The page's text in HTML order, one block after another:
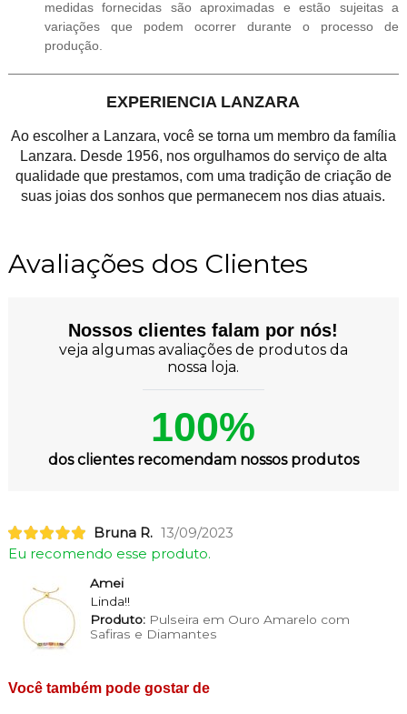
medidas fornecidas são aproximadas e estão sujeitas a
variações que podem ocorrer durante o processo de
produção.
EXPERIENCIA LANZARA
Ao escolher a Lanzara, você se torna um membro da família
Lanzara. Desde 1956, nos orgulhamos do serviço de alta
qualidade que prestamos, com uma tradição de criação de
suas joias dos sonhos que permanecem nos dias atuais.
Avaliações dos Clientes
Nossos clientes falam por nós!
veja algumas avaliações de produtos da
nossa loja.
100%
dos clientes recomendam nossos produtos
Bruna R. 13/09/2023
Eu recomendo esse produto.
Amei
Linda!!
Produto:Pulseira em Ouro Amarelo com
Safiras e Diamantes
Você também pode gostar de